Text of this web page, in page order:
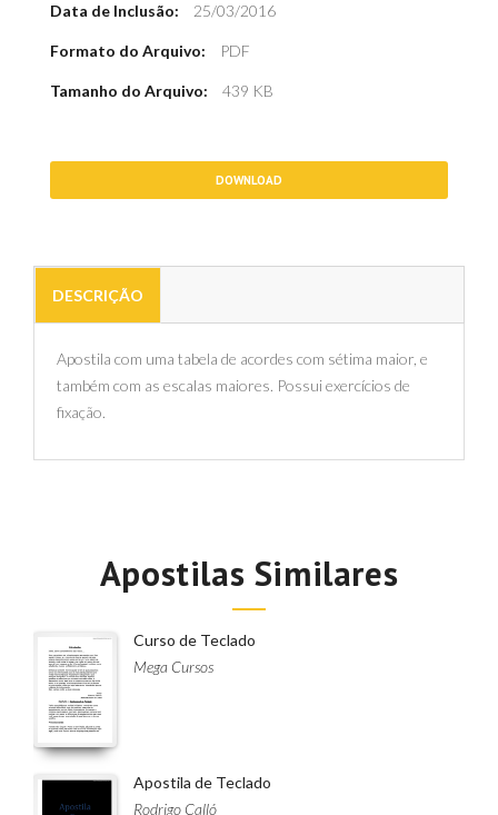
Data de Inclusão: 25/03/2016
Formato do Arquivo: PDF
Tamanho do Arquivo: 439 KB
DOWNLOAD
DESCRIÇÃO
Apostila com uma tabela de acordes com sétima maior, e
também com as escalas maiores. Possui exercícios de
fixação.
Apostilas Similares
Curso de Teclado
Mega Cursos
Apostila de Teclado
Rodrigo Calló